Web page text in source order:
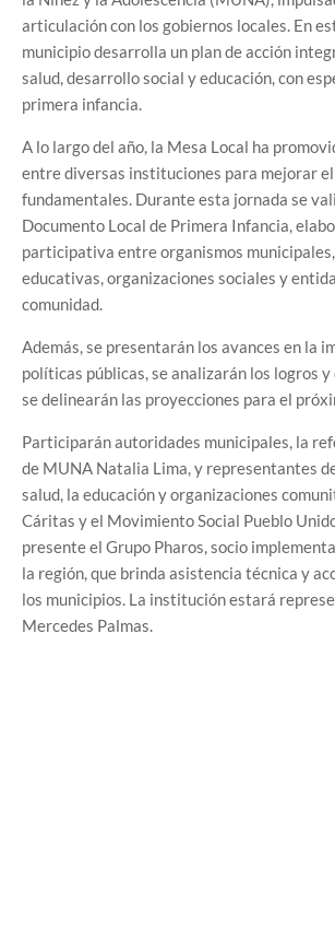
articulación con los gobiernos locales. En
municipio desarrolla un plan de acción
salud, desarrollo social y educación, con
primera infancia.
A lo largo del año, la Mesa Local ha
entre diversas instituciones para mejorar el
fundamentales. Durante esta jornada se
Documento Local de Primera Infancia,
participativa entre organismos
educativas, organizaciones sociales y
comunidad.
Además, se presentarán los avances en la
políticas públicas, se analizarán los logros
se delinearán las proyecciones para el
Participarán autoridades municipales, la
de MUNA Natalia Lima, y representantes
salud, la educación y organizaciones
Cáritas y el Movimiento Social Pueblo
presente el Grupo Pharos, socio
la región, que brinda asistencia técnica y
los municipios. La institución estará
Mercedes Palmas.